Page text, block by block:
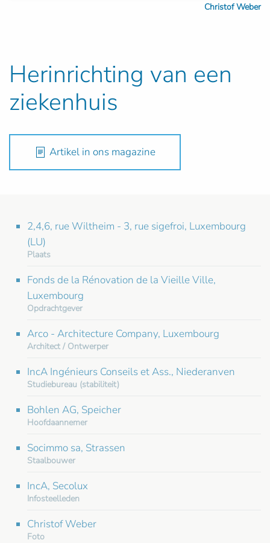
Christof Weber
Herinrichting van een
ziekenhuis
Artikel in ons magazine
2,4,6, rue Wiltheim - 3, rue sigefroi, Luxembourg
(LU)
Plaats
Fonds de la Rénovation de la Vieille Ville,
Luxembourg
Opdrachtgever
Arco - Architecture Company, Luxembourg
Architect / Ontwerper
IncA Ingénieurs Conseils et Ass., Niederanven
Studiebureau (stabiliteit)
Bohlen AG, Speicher
Hoofdaannemer
Socimmo sa, Strassen
Staalbouwer
IncA, Secolux
Infosteelleden
Christof Weber
Foto